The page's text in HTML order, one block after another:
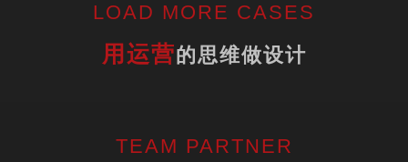
LOAD MORE CASES
用运营的思维做设计
TEAM PARTNER